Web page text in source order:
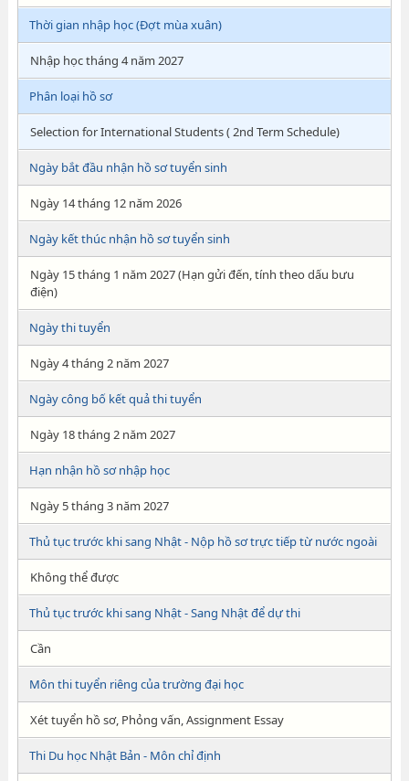
Thời gian nhập học (Đợt mùa xuân)
Nhập học tháng 4 năm 2027
Phân loại hồ sơ
Selection for International Students ( 2nd Term Schedule)
Ngày bắt đầu nhận hồ sơ tuyển sinh
Ngày 14 tháng 12 năm 2026
Ngày kết thúc nhận hồ sơ tuyển sinh
Ngày 15 tháng 1 năm 2027 (Hạn gửi đến, tính theo dấu bưu
điện)
Ngày thi tuyển
Ngày 4 tháng 2 năm 2027
Ngày công bố kết quả thi tuyển
Ngày 18 tháng 2 năm 2027
Hạn nhận hồ sơ nhập học
Ngày 5 tháng 3 năm 2027
Thủ tục trước khi sang Nhật - Nộp hồ sơ trực tiếp từ nước ngoài
Không thể được
Thủ tục trước khi sang Nhật - Sang Nhật để dự thi
Cần
Môn thi tuyển riêng của trường đại học
Xét tuyển hồ sơ, Phỏng vấn, Assignment Essay
Thi Du học Nhật Bản - Môn chỉ định